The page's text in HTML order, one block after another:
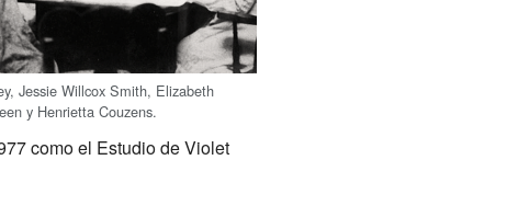
Jessie Willcox Smith, Elizabeth
y Henrietta Couzens.
como el Estudio de Violet